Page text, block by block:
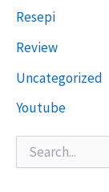
h
u
l
u
Resepi
Review
Uncategorized
Youtube